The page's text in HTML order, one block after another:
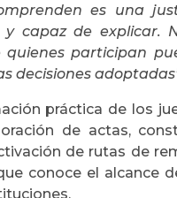
es una
y capaz de explicar.
participan
decisiones
práctica de los
de actas,
de rutas de
conoce el alcance